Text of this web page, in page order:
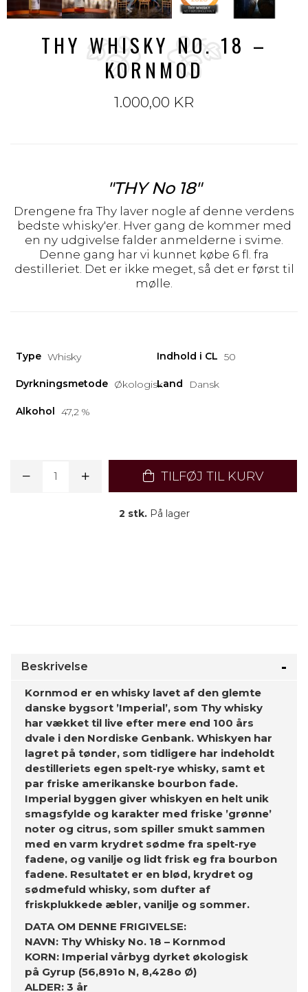
THY WHISKY NO. 18 –
KORNMOD
1.000,00 KR
"THY No 18"
Drengene fra Thy laver nogle af denne verdens
bedste whisky'er. Hver gang de kommer med
en ny udgivelse falder anmelderne i svime.
Denne gang har vi kunnet købe 6 fl. fra
destilleriet. Det er ikke meget, så det er først til
mølle.
Type Whisky Indhold i CL 50
Dyrkningsmetode ØkologiskLand Dansk
Alkohol 47,2 %
TILFØJ TIL KURV
2 stk.På lager
Beskrivelse
Kornmod er en whisky lavet af den glemte
danske bygsort ’Imperial’, som Thy whisky
har vækket til live efter mere end 100 års
dvale i den Nordiske Genbank. Whiskyen har
lagret på tønder, som tidligere har indeholdt
destilleriets egen spelt-rye whisky, samt et
par friske amerikanske bourbon fade.
Imperial byggen giver whiskyen en helt unik
smagsfylde og karakter med friske ’grønne’
noter og citrus, som spiller smukt sammen
med en varm krydret sødme fra spelt-rye
fadene, og vanilje og lidt frisk eg fra bourbon
fadene. Resultatet er en blød, krydret og
sødmefuld whisky, som dufter af
friskplukkede æbler, vanilje og sommer.
DATA OM DENNE FRIGIVELSE:
NAVN: Thy Whisky No. 18 – Kornmod
KORN: Imperial vårbyg dyrket økologisk
på Gyrup (56,891o N, 8,428o Ø)
ALDER: 3 år